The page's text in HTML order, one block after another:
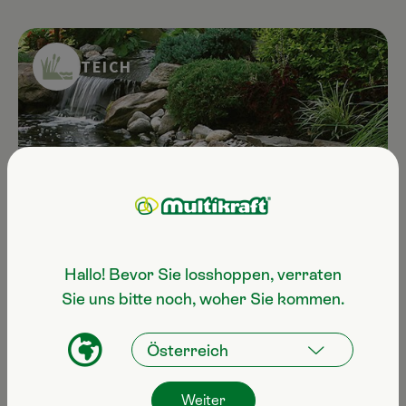
TEICH
Dangos für den Teich herstellen
Hallo! Bevor Sie losshoppen, verraten
Sie uns bitte noch, woher Sie kommen.
Weiter